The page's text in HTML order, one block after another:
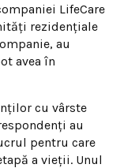
LifeCare
rezidențiale
au
avea în
cu vârste
au
pentru care
a vieții. Unul